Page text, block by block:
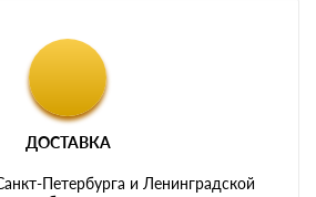
ДОСТАВКА
Петербурга и Ленинградской